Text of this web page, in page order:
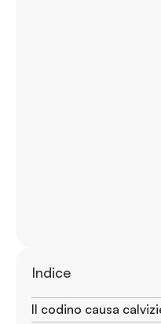
Indice
Il codino causa